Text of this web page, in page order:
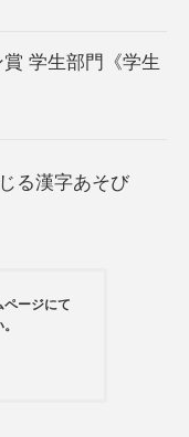
学生部門《学生
る漢字あそび
ページにて